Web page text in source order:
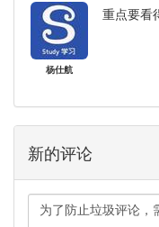
杨仕航
重点要看
新的评论